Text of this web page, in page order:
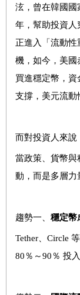
泫，曾在韓國國
年，幫助投資人
正進入「流動
機，如今，美國
買進穩定幣，
支撐，美元流動
而對投資人來說
當政策、貨幣與
動，而是多層力
趨勢一、 穩定幣
Tether、Circle
80％～90％ 投